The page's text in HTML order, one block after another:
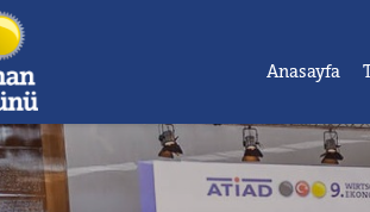
Anasayfa